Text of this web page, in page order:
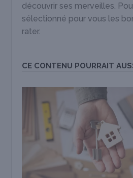
découvrir ses merveilles.
sélectionné pour vous les
rater.
CE CONTENU POURRAIT